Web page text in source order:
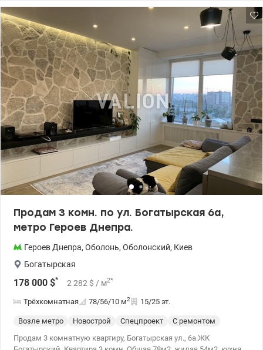
маршруток, выезд на окружную дорогу. До центра города на
автомобиле 20 минут. Рядом с домом несколько школ,
гимназии, лицеи, детские сады, детская поликлиника, рынок,
Оболонь-Арена, ТРЦ Дрим Таун и другие жизненно
необходимые вещи. Дом монолитно-каркасный 1997 года
постройки. Квартира расположена на 8 этаже из 22. Рядом
большая парковка, всегда найдете место для своего авто. Общая
площадь квартиры 95 м2. Состоит из большой кухни-гостиной и
двух спален. Также есть отдельный туалет и санузел с душевой
кабиной и туалетом, несколько лоджий, просторный
квадратный холл. Пол паркет. Есть бойлер. Кухня
меблированная. В общем хорошее жилое состояние. Звоните и
приходите на просмотр! Может это именно та квартира, в
которой Вы сможете реализовать свою мечту об идеальном
жилье. Цена: 155000 у.е. 0504434948 Оксана Романец
valion.ua/1152852
Продам 3 комн. по ул. Богатырская 6а,
метро Героев Днепра.
Героев Днепра, Оболонь, Оболонский, Киев
Богатырская
178 000 $* 2 282 $ / м2*
Трёхкомнатная 78/56/10 м2 15/25 эт.
Возле метро Новострой Спецпроект
С ремонтом
Продам 3 комнатную квартиру, Богатырская ул., 6а.ЖК